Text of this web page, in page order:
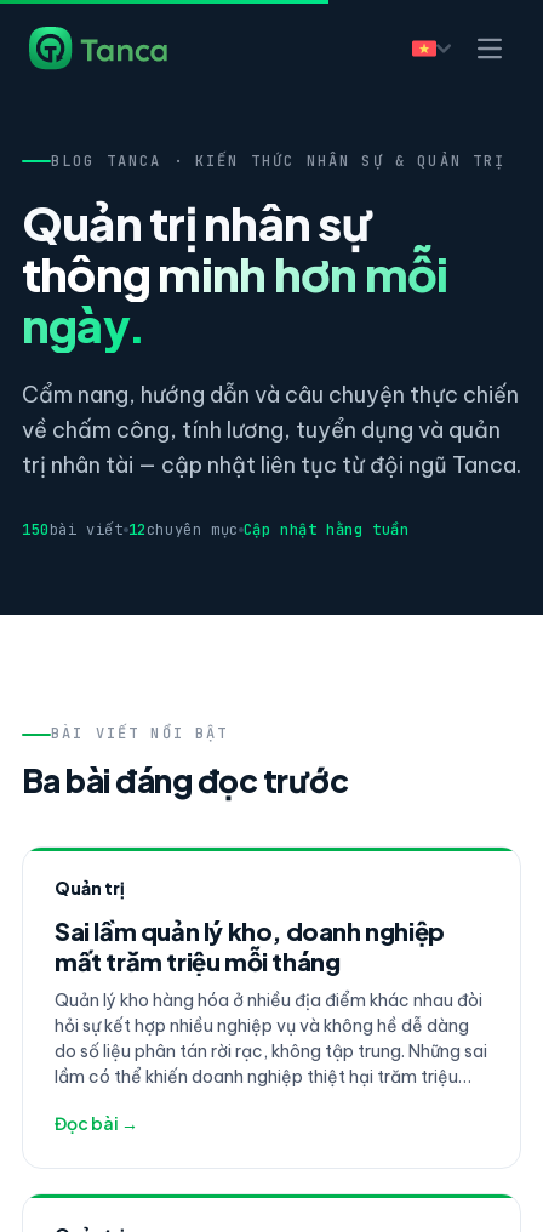
BLOG TANCA · KIẾN THỨC NHÂN SỰ & QUẢN TRỊ
Quản trị nhân sự
thông minh hơn mỗi
ngày.
Cẩm nang, hướng dẫn và câu chuyện thực chiến
về chấm công, tính lương, tuyển dụng và quản
trị nhân tài — cập nhật liên tục từ đội ngũ Tanca.
150bài viết 12chuyên mục Cập nhật hằng tuần
BÀI VIẾT NỔI BẬT
Ba bài đáng đọc trước
Quản trị
Sai lầm quản lý kho, doanh nghiệp
mất trăm triệu mỗi tháng
Quản lý kho hàng hóa ở nhiều địa điểm khác nhau đòi
hỏi sự kết hợp nhiều nghiệp vụ và không hề dễ dàng
do số liệu phân tán rời rạc, không tập trung. Những sai
lầm có thể khiến doanh nghiệp thiệt hại trăm triệu
Đọc bài →